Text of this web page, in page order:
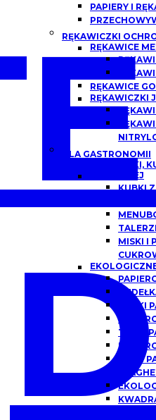
PAPIERY I
RĘKAWICZKI
RĘKAWICE
RĘKAWICE
RĘKAWICZKI
DLA GASTRONOMII
POJEMNIKI,
CUKROWEJ
KUBKI
MISKI I
KUBKI
TACKI
MISKI